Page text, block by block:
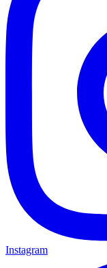
Instagram